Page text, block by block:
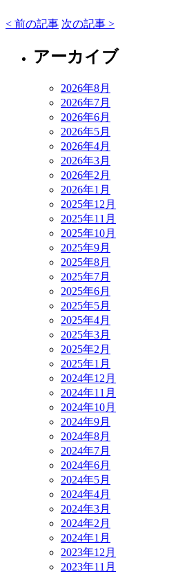
< 前の記事 次の記事 >
アーカイブ
2026年8月
2026年7月
2026年6月
2026年5月
2026年4月
2026年3月
2026年2月
2026年1月
2025年12月
2025年11月
2025年10月
2025年9月
2025年8月
2025年7月
2025年6月
2025年5月
2025年4月
2025年3月
2025年2月
2025年1月
2024年12月
2024年11月
2024年10月
2024年9月
2024年8月
2024年7月
2024年6月
2024年5月
2024年4月
2024年3月
2024年2月
2024年1月
2023年12月
2023年11月